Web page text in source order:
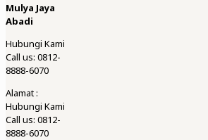
Mulya Jaya
Abadi
Hubungi Kami
Call us: 0812-
8888-6070
Alamat :
Hubungi Kami
Call us: 0812-
8888-6070